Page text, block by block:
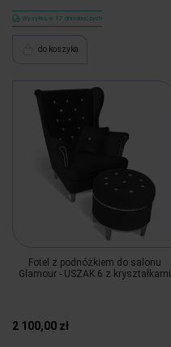
Wysyłka w 17 dni roboczych
do koszyka
Fotel z podnóżkiem do salonu
Glamour - USZAK 6 z kryształkami
2 100,00 zł